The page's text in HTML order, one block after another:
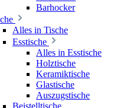
Barhocker
Alles in Tische
Esstische
Alles in Esstische
Holztische
Keramiktische
Glastische
Auszugstische
Beistelltische